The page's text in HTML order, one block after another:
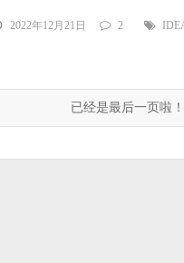
2022年12月21日 2
已经是最后一页啦！